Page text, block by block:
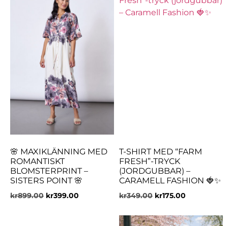
🌸 MAXIKLÄNNING MED
ROMANTISKT
BLOMSTERPRINT –
SISTERS POINT 🌸
kr899.00 kr399.00
T-SHIRT MED “FARM
FRESH”-TRYCK
(JORDGUBBAR) –
CARAMELL FASHION 🍓✨
kr349.00 kr175.00